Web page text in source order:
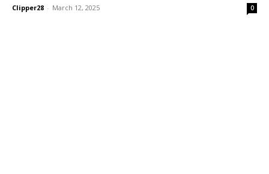
Clipper28 - March 12, 2025 0